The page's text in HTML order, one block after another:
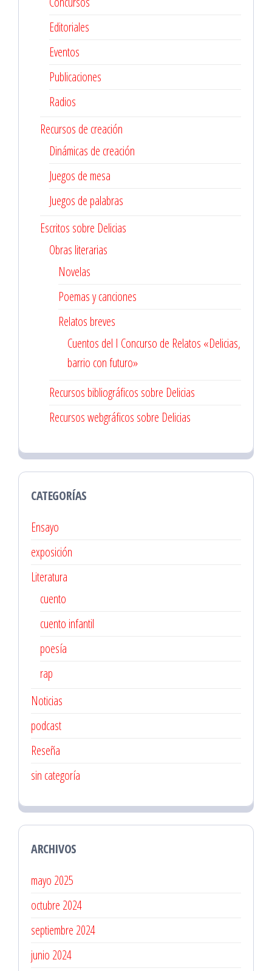
Editoriales
Eventos
Publicaciones
Radios
Recursos de creación
Dinámicas de creación
Juegos de mesa
Juegos de palabras
Escritos sobre Delicias
Obras literarias
Novelas
Poemas y canciones
Relatos breves
Cuentos del I Concurso de Relatos «Delicias,
barrio con futuro»
Recursos bibliográficos sobre Delicias
Recursos webgráficos sobre Delicias
CATEGORÍAS
Ensayo
exposición
Literatura
cuento
cuento infantil
poesía
rap
Noticias
podcast
Reseña
sin categoría
ARCHIVOS
mayo 2025
octubre 2024
septiembre 2024
junio 2024